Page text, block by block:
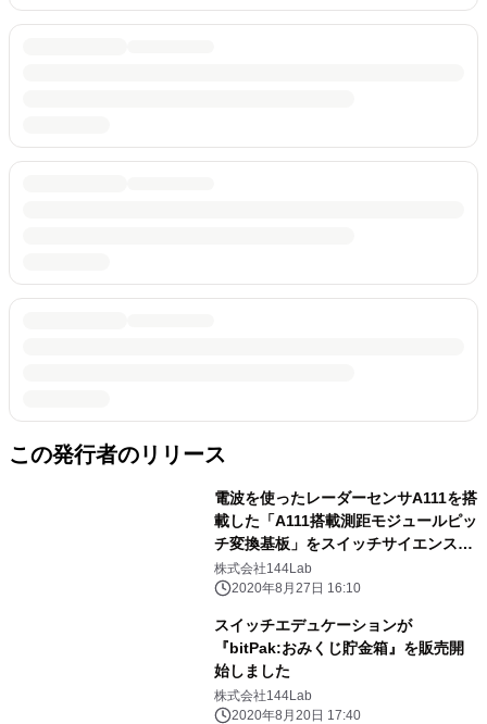
この発行者のリリース
電波を使ったレーダーセンサA111を搭
載した「A111搭載測距モジュールピッ
チ変換基板」をスイッチサイエンスが
発売
株式会社144Lab
2020年8月27日 16:10
スイッチエデュケーションが
『bitPak:おみくじ貯金箱』を販売開
始しました
株式会社144Lab
2020年8月20日 17:40